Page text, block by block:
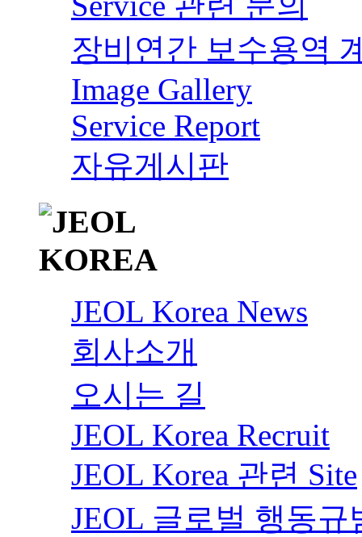
장비연간 보수용역
Image Gallery
Service Report
자유게시판
JEOL Korea News
회사소개
오시는 길
JEOL Korea Recruit
JEOL Korea 관련 Site
JEOL 글로벌 행동규